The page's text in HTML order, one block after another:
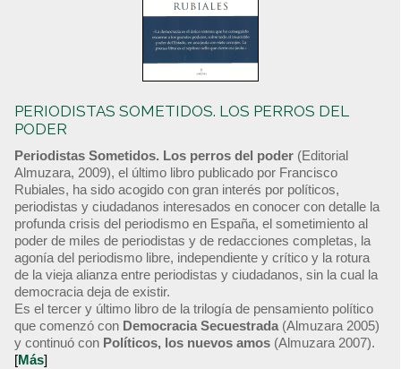
PERIODISTAS SOMETIDOS. LOS PERROS DEL
PODER
Periodistas Sometidos. Los perros del poder (Editorial
Almuzara, 2009), el último libro publicado por Francisco
Rubiales, ha sido acogido con gran interés por políticos,
periodistas y ciudadanos interesados en conocer con detalle la
profunda crisis del periodismo en España, el sometimiento al
poder de miles de periodistas y de redacciones completas, la
agonía del periodismo libre, independiente y crítico y la rotura
de la vieja alianza entre periodistas y ciudadanos, sin la cual la
democracia deja de existir.
Es el tercer y último libro de la trilogía de pensamiento político
que comenzó con Democracia Secuestrada (Almuzara 2005)
y continuó con Políticos, los nuevos amos (Almuzara 2007).
[Más]